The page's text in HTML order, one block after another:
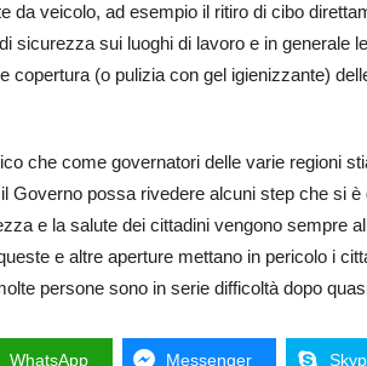
da veicolo, ad esempio il ritiro di cibo
sicurezza sui luoghi di lavoro e in generale
copertura (o pulizia con gel igienizzante)
che come governatori delle varie regioni
Governo possa rivedere alcuni step che si
e la salute dei cittadini vengono sempre
e altre aperture mettano in pericolo i
persone sono in serie difficoltà dopo
WhatsApp Messenger